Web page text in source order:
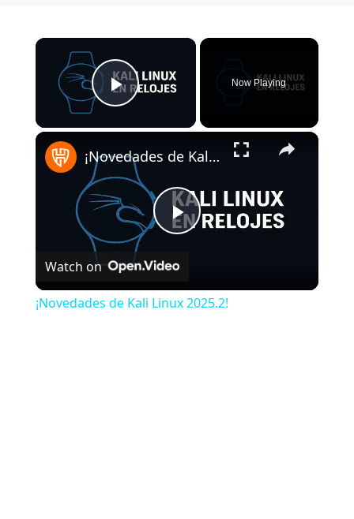
×
Play Video
Now Playing
×
Play Video
¡Novedades de Kali Linux 2025.2!
Watch on
¡Novedades de Kali Linux 2025.2!